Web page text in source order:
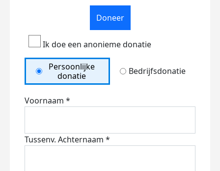
Doneer
Ik doe een anonieme donatie
Persoonlijke
donatie
Bedrijfsdonatie
Voornaam *
Tussenv. Achternaam *